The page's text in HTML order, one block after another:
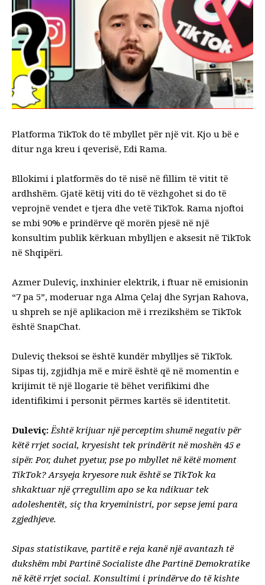
Platforma TikTok do të mbyllet për një vit. Kjo u bë e
ditur nga kreu i qeverisë, Edi Rama.
Bllokimi i platformës do të nisë në fillim të vitit të
ardhshëm. Gjatë këtij viti do të vëzhgohet si do të
veprojnë vendet e tjera dhe vetë TikTok. Rama njoftoi
se mbi 90% e prindërve që morën pjesë në një
konsultim publik kërkuan mbylljen e aksesit në TikTok
në Shqipëri.
Azmer Duleviç, inxhinier elektrik, i ftuar në emisionin
“7 pa 5”, moderuar nga Alma Çelaj dhe Syrjan Rahova,
u shpreh se një aplikacion më i rrezikshëm se TikTok
është SnapChat.
Duleviç theksoi se është kundër mbylljes së TikTok.
Sipas tij, zgjidhja më e mirë është që në momentin e
krijimit të një llogarie të bëhet verifikimi dhe
identifikimi i personit përmes kartës së identitetit.
Duleviç:Është krijuar një perceptim shumë negativ për
këtë rrjet social, kryesisht tek prindërit në moshën 45 e
sipër. Por, duhet pyetur, pse po mbyllet në këtë moment
TikTok? Arsyeja kryesore nuk është se TikTok ka
shkaktuar një çrregullim apo se ka ndikuar tek
adoleshentët, siç tha kryeministri, por sepse jemi para
zgjedhjeve.
Sipas statistikave, partitë e reja kanë një avantazh të
dukshëm mbi Partinë Socialiste dhe Partinë Demokratike
në këtë rrjet social.Konsultimi i prindërve do të kishte